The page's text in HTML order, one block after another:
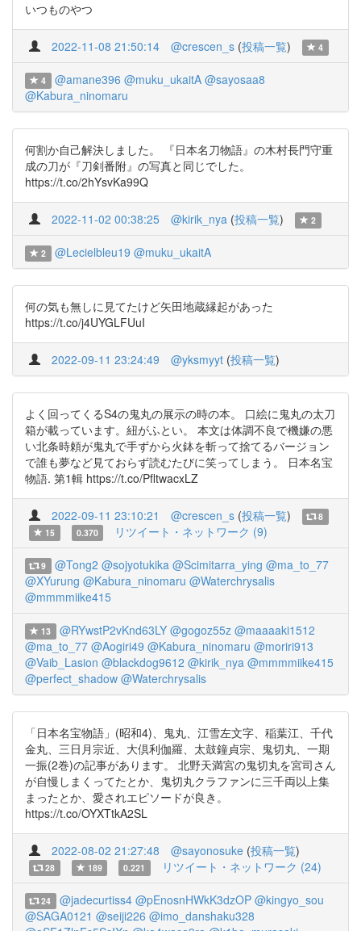
いつものやつ
2022-11-08 21:50:14 @crescen_s (投稿一覧) 4
4 @amane396 @muku_ukaitA @sayosaa8
@Kabura_ninomaru
何割か自己解決しました。 『日本名刀物語』の木村長門守重
成の刀が『刀剣番附』の写真と同じでした。
https://t.co/2hYsvKa99Q
2022-11-02 00:38:25 @kirik_nya (投稿一覧) 2
2 @Lecielbleu19 @muku_ukaitA
何の気も無しに見てたけど矢田地蔵縁起があった
https://t.co/j4UYGLFUuI
2022-09-11 23:24:49 @yksmyyt (投稿一覧)
よく回ってくるS4の鬼丸の展示の時の本。 口絵に鬼丸の太刀
箱が載っています。紐がふとい。 本文は体調不良で機嫌の悪
い北条時頼が鬼丸で手ずから火鉢を斬って捨てるバージョン
で誰も夢など見ておらず読むたびに笑ってしまう。 日本名宝
物語. 第1輯 https://t.co/PfltwacxLZ
2022-09-11 23:10:21 @crescen_s (投稿一覧)
8
15
0.370 リツイート・ネットワーク (9)
9 @Tong2 @sojyotukika @Scimitarra_ying @ma_to_77
@XYurung @Kabura_ninomaru @Waterchrysalis
@mmmmiike415
13 @RYwstP2vKnd63LY @gogoz55z @maaaaki1512
@ma_to_77 @Aogiri49 @Kabura_ninomaru @moriri913
@Vaib_Lasion @blackdog9612 @kirik_nya @mmmmiike415
@perfect_shadow @Waterchrysalis
「日本名宝物語」(昭和4)、鬼丸、江雪左文字、稲葉江、千代
金丸、三日月宗近、大倶利伽羅、太鼓鐘貞宗、鬼切丸、一期
一振(2巻)の記事があります。 北野天満宮の鬼切丸を宮司さん
が自慢しまくってたとか、鬼切丸クラファンに三千両以上集
まったとか、愛されエピソードが良き。
https://t.co/OYXTtkA2SL
2022-08-02 21:27:48 @sayonosuke (投稿一覧)
28 189 0.221 リツイート・ネットワーク (24)
24 @jadecurtiss4 @pEnosnHWkK3dzOP @kingyo_sou
@SAGA0121 @seiji226 @imo_danshaku328